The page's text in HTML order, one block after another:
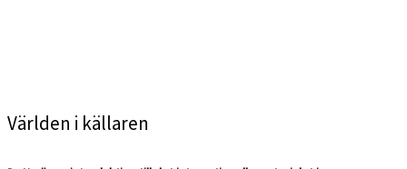
Världen i källaren